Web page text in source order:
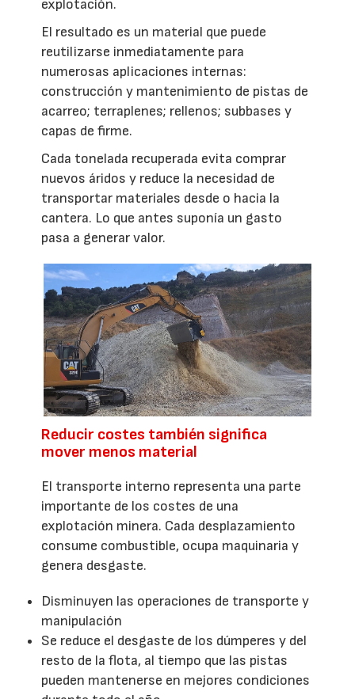
explotación.
El resultado es un material que puede
reutilizarse inmediatamente para
numerosas aplicaciones internas:
construcción y mantenimiento de pistas de
acarreo; terraplenes; rellenos; subbases y
capas de firme.
Cada tonelada recuperada evita comprar
nuevos áridos y reduce la necesidad de
transportar materiales desde o hacia la
cantera. Lo que antes suponía un gasto
pasa a generar valor.
Reducir costes también significa
mover menos material
El transporte interno representa una parte
importante de los costes de una
explotación minera. Cada desplazamiento
consume combustible, ocupa maquinaria y
genera desgaste.
Disminuyen las operaciones de transporte y
manipulación
Se reduce el desgaste de los dúmperes y del
resto de la flota, al tiempo que las pistas
pueden mantenerse en mejores condiciones